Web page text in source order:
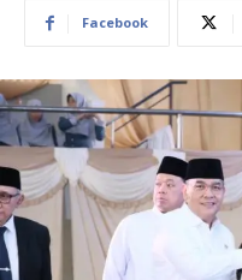
Facebook